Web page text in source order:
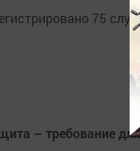
75
– требование